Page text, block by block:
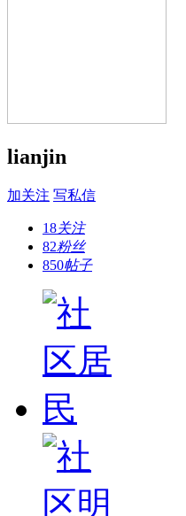
lianjin
加关注 写私信
18关注
82粉丝
850帖子